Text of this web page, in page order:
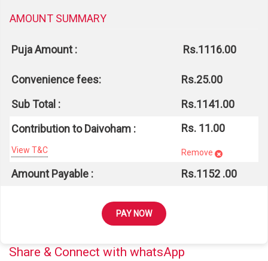
AMOUNT SUMMARY
Puja Amount : Rs.1116.00
Convenience fees:
Rs.25.00
Sub Total :
Rs.1141.00
Contribution to Daivoham :
View T&C
Rs. 11.00
Remove
Amount Payable : Rs.1152 .00
PAY NOW
Share & Connect with whatsApp